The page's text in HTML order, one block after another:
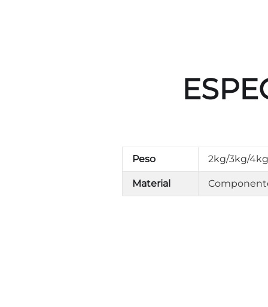
Peso 2kg/3kg/
Material